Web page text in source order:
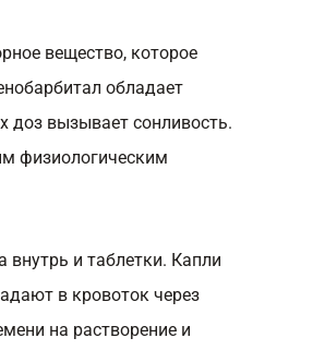
вещество, которое
обладает
доз вызывает сонливость.
физиологическим
и таблетки. Капли
в кровоток через
на растворение и